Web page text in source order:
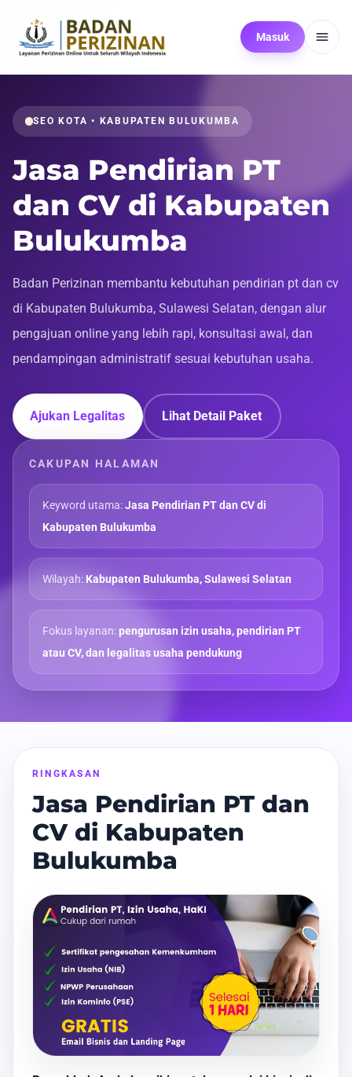
Masuk
SEO KOTA • KABUPATEN BULUKUMBA
Jasa Pendirian PT
dan CV di Kabupaten
Bulukumba
Badan Perizinan membantu kebutuhan pendirian pt dan cv
di Kabupaten Bulukumba, Sulawesi Selatan, dengan alur
pengajuan online yang lebih rapi, konsultasi awal, dan
pendampingan administratif sesuai kebutuhan usaha.
Ajukan Legalitas Lihat Detail Paket
CAKUPAN HALAMAN
Keyword utama:Jasa Pendirian PT dan CV di
Kabupaten Bulukumba
Wilayah:Kabupaten Bulukumba, Sulawesi Selatan
Fokus layanan:pengurusan izin usaha, pendirian PT
atau CV, dan legalitas usaha pendukung
RINGKASAN
Jasa Pendirian PT dan
CV di Kabupaten
Bulukumba